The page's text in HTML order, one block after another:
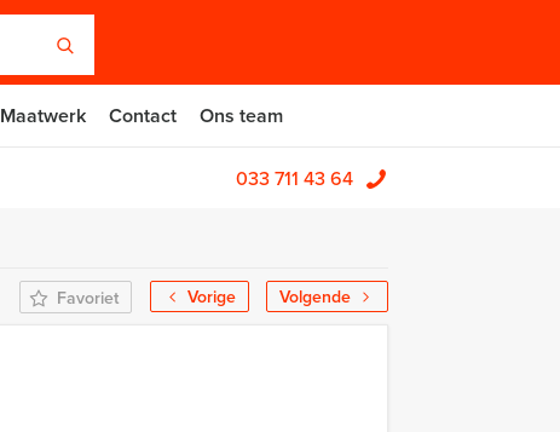
Maatwerk Contact Ons team
033 711 43 64
Vorige Volgende
Favoriet